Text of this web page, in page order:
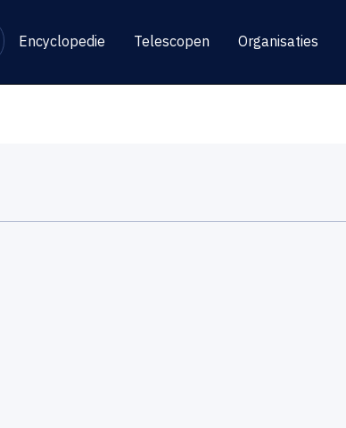
Encyclopedie Telescopen Organisaties